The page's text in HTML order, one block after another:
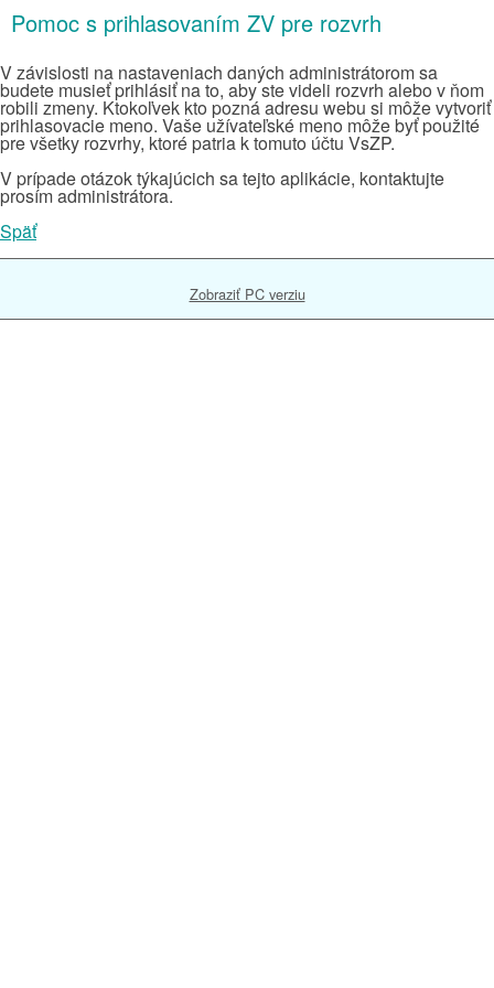
Pomoc s prihlasovaním ZV pre rozvrh
V závislosti na nastaveniach daných administrátorom sa
budete musieť prihlásiť na to, aby ste videli rozvrh alebo v ňom
robili zmeny. Ktokoľvek kto pozná adresu webu si môže vytvoriť
prihlasovacie meno. Vaše užívateľské meno môže byť použité
pre všetky rozvrhy, ktoré patria k tomuto účtu VsZP.
V prípade otázok týkajúcich sa tejto aplikácie, kontaktujte
prosím administrátora.
Späť
Zobraziť PC verziu